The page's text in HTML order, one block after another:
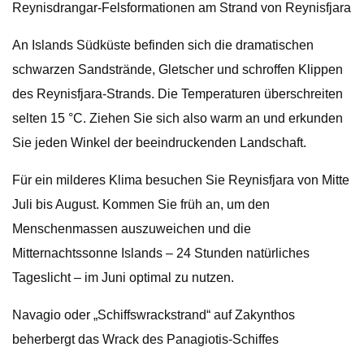
Reynisdrangar-Felsformationen am Strand von Reynisfjara
An Islands Südküste befinden sich die dramatischen
schwarzen Sandstrände, Gletscher und schroffen Klippen
des Reynisfjara-Strands. Die Temperaturen überschreiten
selten 15 °C. Ziehen Sie sich also warm an und erkunden
Sie jeden Winkel der beeindruckenden Landschaft.
Für ein milderes Klima besuchen Sie Reynisfjara von Mitte
Juli bis August. Kommen Sie früh an, um den
Menschenmassen auszuweichen und die
Mitternachtssonne Islands – 24 Stunden natürliches
Tageslicht – im Juni optimal zu nutzen.
Navagio oder „Schiffswrackstrand“ auf Zakynthos
beherbergt das Wrack des Panagiotis-Schiffes